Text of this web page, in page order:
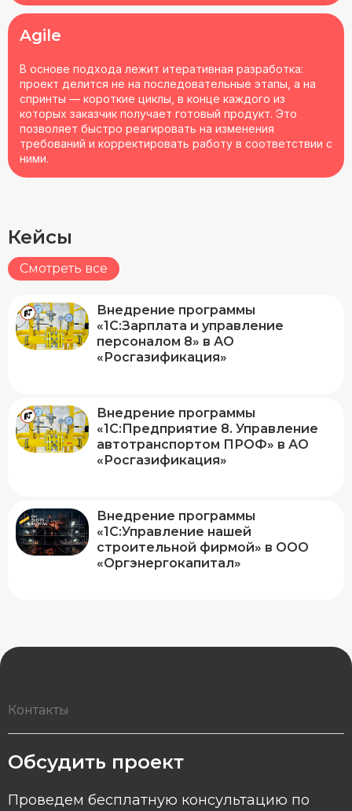
Agile
В основе подхода лежит итеративная разработка:
проект делится не на последовательные этапы, а на
спринты — короткие циклы, в конце каждого из
которых заказчик получает готовый продукт. Это
позволяет быстро реагировать на изменения
требований и корректировать работу в соответствии с
ними.
Кейсы
Смотреть все
Внедрение программы
«1С:Зарплата и управление
персоналом 8» в АО
«Росгазификация»
Внедрение программы
«1С:Предприятие 8. Управление
автотранспортом ПРОФ» в АО
«Росгазификация»
Внедрение программы
«1С:Управление нашей
строительной фирмой» в ООО
«Оргэнергокапитал»
Контакты
Обсудить проект
Проведем бесплатную консультацию по